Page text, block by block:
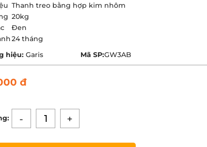
Thanh treo bằng hợp kim nhôm
20kg
Đen
24 tháng
hiệu: Garis Mã SP:GW3AB
đ
- +